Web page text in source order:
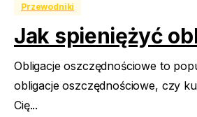
Przewodniki
Jak spieniężyć
Obligacje oszczędnościowe to
obligacje oszczędnościowe, czy
Cię...